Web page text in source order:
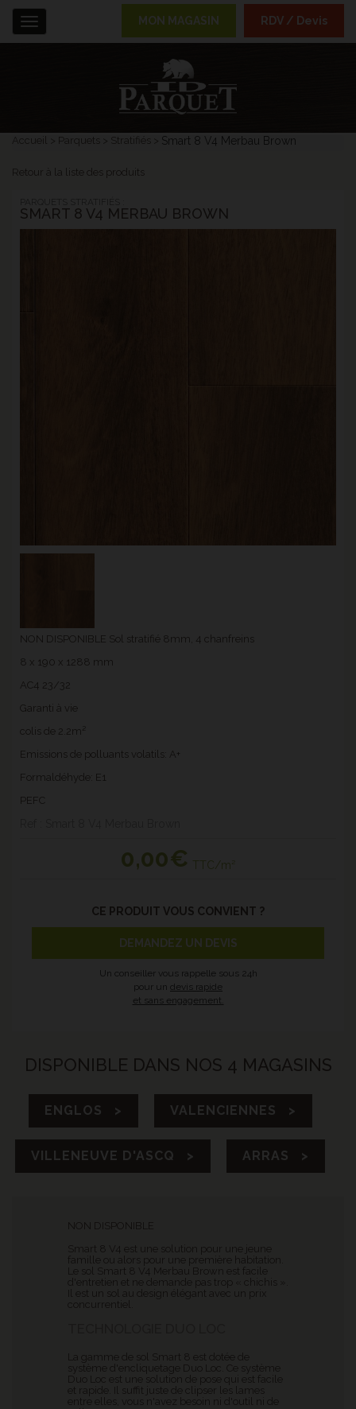
Accueil Parquets Stratifiés Smart 8 V4 Merbau Brown
Retour à la liste des produits
SMART 8 V4 MERBAU BROWN
NON DISPONIBLE Sol stratifié 8mm, 4 chanfreins
8 x 190 x 1288 mm
AC4 23/32
Garanti à vie
colis de 2.2m²
Emissions de polluants volatils: A+
Formaldéhyde: E1
PEFC
0,00€ TTC/m²
CE PRODUIT VOUS CONVIENT ?
DEMANDEZ UN DEVIS
Un conseiller vous rappelle sous 24h
pour un devis rapide
et sans engagement.
DISPONIBLE DANS NOS 4 MAGASINS
ENGLOS > VALENCIENNES >
VILLENEUVE D'ASCQ > ARRAS >
Smart 8 V4 est une solution pour une jeune
famille ou alors pour une première habitation.
Le sol Smart 8 V4 Merbau Brown est facile
d'entretien et ne demande pas trop « chichis ».
Il est un sol au design élégant avec un prix
concurrentiel.
La gamme de sol Smart 8 est dotée de
système d'encliquetage Duo Loc. Ce système
Duo Loc est une solution de pose qui est facile
et rapide. Il suffit juste de clipser les lames
entre elles, vous n'avez besoin ni d'outil ni de
Menu MON MAGASIN RDV / Devis